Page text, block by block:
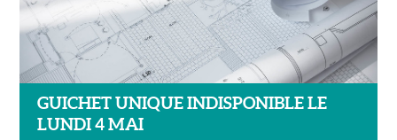
GUICHET UNIQUE INDISPONIBLE LE
LUNDI 4 MAI